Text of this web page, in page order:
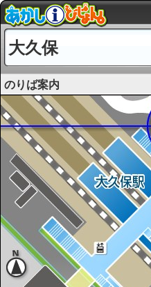
大久保
のりば案内